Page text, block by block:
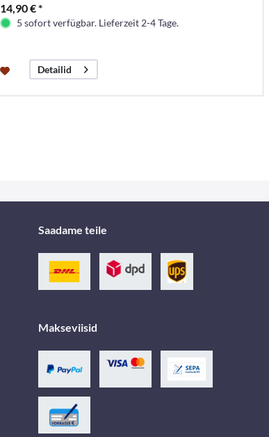
14,90 € *
5 sofort verfügbar. Lieferzeit 2-4 Tage.
Detailid
Saadame teile
Makseviisid